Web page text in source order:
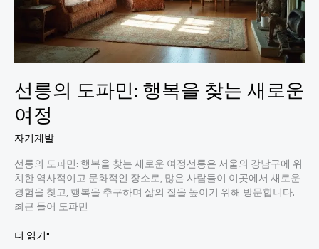
선릉의 도파민: 행복을 찾는 새로운
여정
자기계발
선릉의 도파민: 행복을 찾는 새로운 여정선릉은 서울의 강남구에 위
치한 역사적이고 문화적인 장소로, 많은 사람들이 이곳에서 새로운
경험을 찾고, 행복을 추구하며 삶의 질을 높이기 위해 방문합니다.
최근 들어 도파민
선
더 읽기"